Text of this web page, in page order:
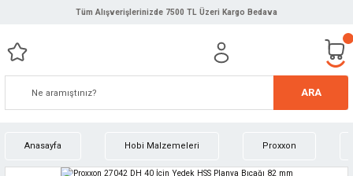
Tüm Alışverişlerinizde 7500 TL Üzeri Kargo Bedava
ARA
Anasayfa Hobi Malzemeleri Proxxon